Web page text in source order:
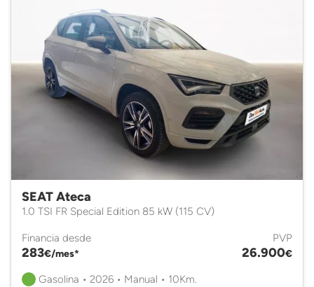
SEAT Ateca
1.0 TSI FR Special Edition 85 kW (115 CV)
Financia desde
283€/mes*
PVP
26.900€
Gasolina • 2026 • Manual • 10Km.